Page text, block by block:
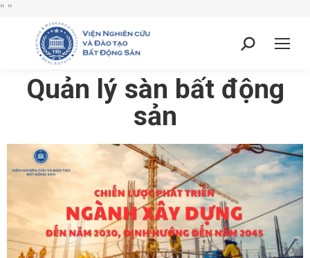
" "
Quản lý sàn bất động
sản